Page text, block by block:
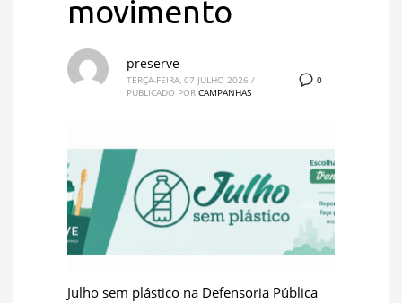
movimento
0
preserve
TERÇA-FEIRA, 07 JULHO 2026 /
PUBLICADO POR CAMPANHAS
Julho sem plástico na Defensoria Pública